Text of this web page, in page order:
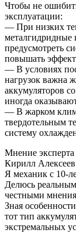
Чтобы не
эксплуатации:
— При низких
металгидридные
предусмотреть
повышать
— В условиях
нагрузок важна
аккумуляторов
иногда
— В жарком
твердотельным
систему
Мнение эксперта
Кирилл Алексеев
Я механик с 10-
Делюсь
честными
Зная
тот тип
экстремальных